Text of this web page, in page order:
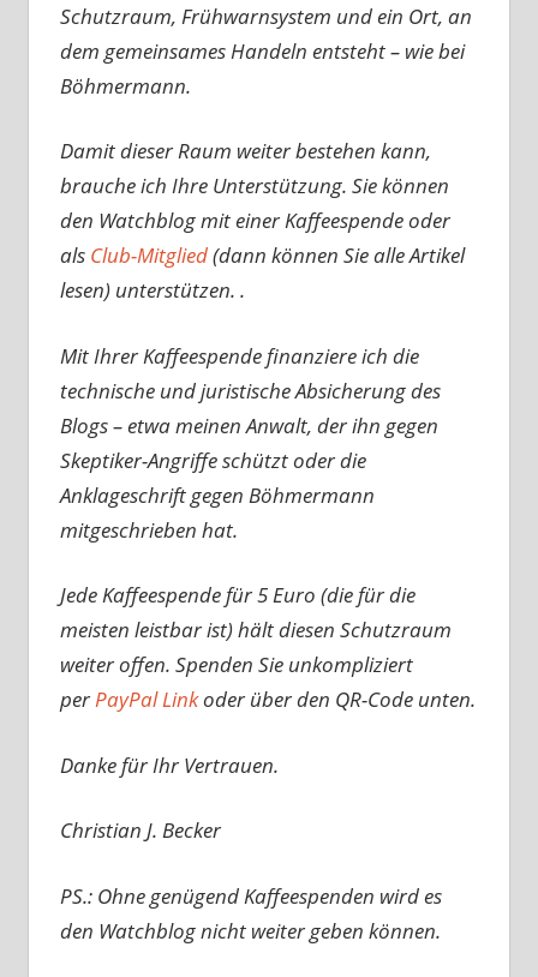
Schutzraum, Frühwarnsystem und ein Ort, an
dem gemeinsames Handeln entsteht – wie bei
Böhmermann.
Damit dieser Raum weiter bestehen kann,
brauche ich Ihre Unterstützung. Sie können
den Watchblog mit einer Kaffeespende oder
als Club-Mitglied(dann können Sie alle Artikel
lesen) unterstützen. .
Mit Ihrer Kaffeespende finanziere ich die
technische und juristische Absicherung des
Blogs – etwa meinen Anwalt, der ihn gegen
Skeptiker-Angriffe schützt oder die
Anklageschrift gegen Böhmermann
mitgeschrieben hat.
Jede Kaffeespende für 5 Euro (die für die
meisten leistbar ist) hält diesen Schutzraum
weiter offen. Spenden Sie unkompliziert
perPayPal Linkoder über den QR-Code unten.
Danke für Ihr Vertrauen.
Christian J. Becker
PS.: Ohne genügend Kaffeespenden wird es
den Watchblog nicht weiter geben können.